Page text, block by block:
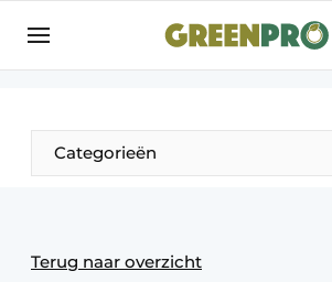
Aanmelden
Bedrijven
Bedrijven
Direct contact
Categorieën
Terug naar overzicht